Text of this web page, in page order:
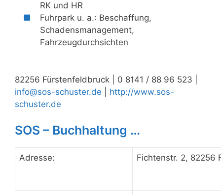
RK und HR
Fuhrpark u. a.: Beschaffung,
Schadensmanagement,
Fahrzeugdurchsichten
82256 Fürstenfeldbruck | 0 8141 / 88 96 523 |
info@sos-schuster.de
http://www.sos-
schuster.de
SOS – Buchhaltung …
Adresse: Fichtenstr. 2, 82256